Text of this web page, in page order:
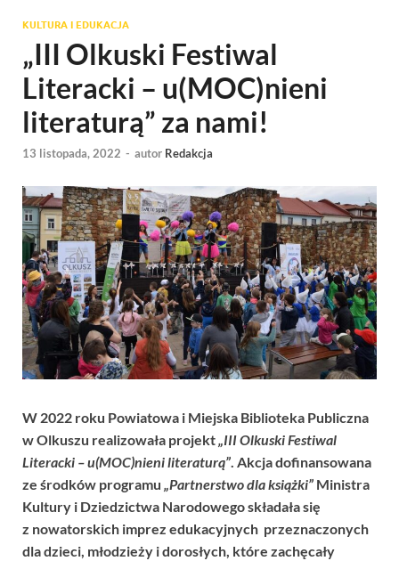
KULTURA I EDUKACJA
„III Olkuski Festiwal
Literacki – u(MOC)nieni
literaturą” za nami!
13 listopada, 2022 - autor Redakcja
W 2022 roku Powiatowa i Miejska Biblioteka Publiczna
w Olkuszu realizowała projekt„III Olkuski Festiwal
Literacki – u(MOC)nieni literaturą”. Akcja dofinansowana
ze środków programu „Partnerstwo dla książki” Ministra
Kultury i Dziedzictwa Narodowego składała się
z nowatorskich imprez edukacyjnych przeznaczonych
dla dzieci, młodzieży i dorosłych, które zachęcały